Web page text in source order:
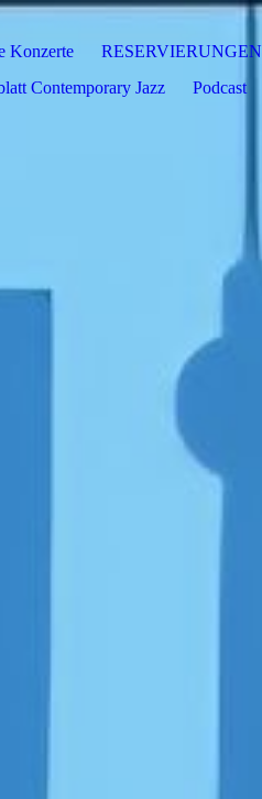
Konzerte RESERVIERUNGEN
Contemporary Jazz
Podcast